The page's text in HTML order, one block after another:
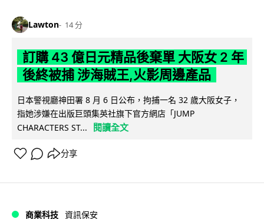
Lawton 14 分
訂購 43 億日元精品後棄單 大阪女 2 年
後終被捕 涉海賊王,火影周邊產品
日本警視廳神田署 8 月 6 日公布，拘捕一名 32 歲大阪女子，
指她涉嫌在出版巨頭集英社旗下官方網店「JUMP
CHARACTERS ST...
閱讀全文
分享
商業科技 資訊保安